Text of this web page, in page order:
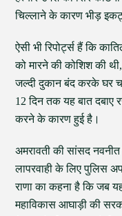
चिल्लाने के कारण भीड़
ऐसी भी रिपोर्ट्स हैं कि
को मारने की कोशिश की
जल्दी दुकान बंद करके घर
12 दिन तक यह बात दबाए
करने के कारण हुई है।
अमरावती की सांसद नवनीत
लापरवाही के लिए पुलिस
राणा का कहना है कि जब
महाविकास आघाड़ी की